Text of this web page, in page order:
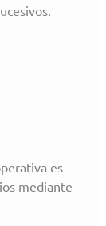
es
mediante